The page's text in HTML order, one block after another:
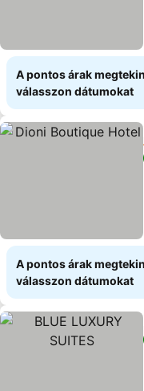
A pontos árak
válasszon dátumokat
A pontos árak
válasszon dátumokat